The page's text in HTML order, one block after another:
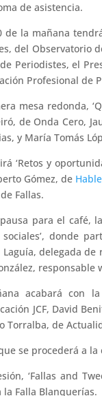
de asistencia.
de la mañana
del Observatorio
Periodistes, el
Profesional de
mesa redonda,
de Onda Cero,
y María Tomás
‘Retos y
Gómez, de
Fallas.
para el café,
sociales’, donde
delegada de
responsable
acabará con
JCF, David
Torralba, de
se procederá a
‘Fallas and
la Falla Blanquerías.